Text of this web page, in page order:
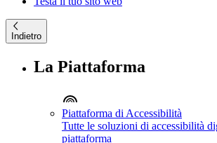
Indietro
La Piattaforma
Piattaforma di Accessibilità
Tutte le soluzioni di accessibilità
piattaforma